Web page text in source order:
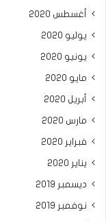
أغسطس 2020
يوليو 2020
يونيو 2020
مايو 2020
أبريل 2020
مارس 2020
فبراير 2020
يناير 2020
ديسمبر 2019
نوفمبر 2019